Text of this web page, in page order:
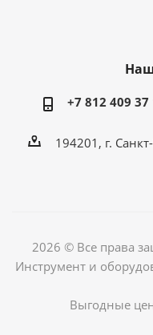
+7 812 409 37
194201, г.
2026 © Все права
Инструмент и
Выгодные